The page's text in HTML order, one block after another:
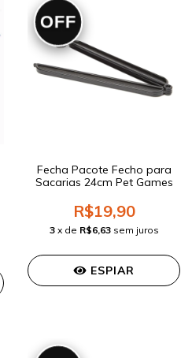
OFF
Fecha Pacote Fecho para
Sacarias 24cm Pet Games
R$19,90
3 x de R$6,63 sem juros
ESPIAR